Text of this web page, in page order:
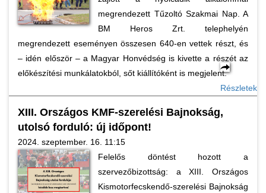
megrendezett Tűzoltó Szakmai Nap. A
BM Heros Zrt. telephelyén
megrendezett eseményen összesen 640-en vettek részt, és
– idén először – a Magyar Honvédség is kivette a részét az
előkészítési munkálatokból, sőt kiállítóként is megjelent.
Részletek
XIII. Országos KMF-szerelési Bajnokság,
utolsó forduló: új időpont!
2024. szeptember. 16. 11:15
Felelős döntést hozott a
szervezőbizottság: a XIII. Országos
Kismotorfecskendő-szerelési Bajnokság